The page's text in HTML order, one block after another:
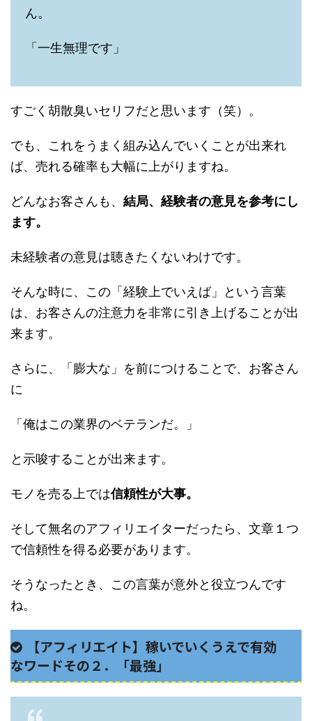
ん。
「一生無理です」
すごく胡散臭いセリフだと思います（笑）。
でも、これをうまく組み込んでいくことが出来れ
ば、売れる確率も大幅に上がりますね。
どんなお客さんも、 結局、経験者の意見を参考にし
ます。
未経験者の意見は聴きたくないわけです。
そんな時に、この「経験上でいえば」という言葉
は、お客さんの注意力を非常に引き上げることが出
来ます。
さらに、「膨大な」を前につけることで、お客さん
に
「俺はこの業界のベテランだ。」
と示唆することが出来ます。
モノを売る上では信頼性が大事。
そして無名のアフィリエイターだったら、文章１つ
で信頼性を得る必要があります。
そうなったとき、この言葉が意外と役立つんです
ね。
【アフィリエイト】稼いでいくうえで有効
なワードその２．「最強」